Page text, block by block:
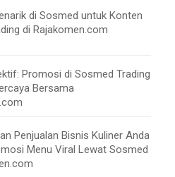
di Sosmed untuk Konten
di Rajakomen.com
Promosi di Sosmed Trading
Bersama
Penjualan Bisnis Kuliner Anda
Menu Viral Lewat Sosmed